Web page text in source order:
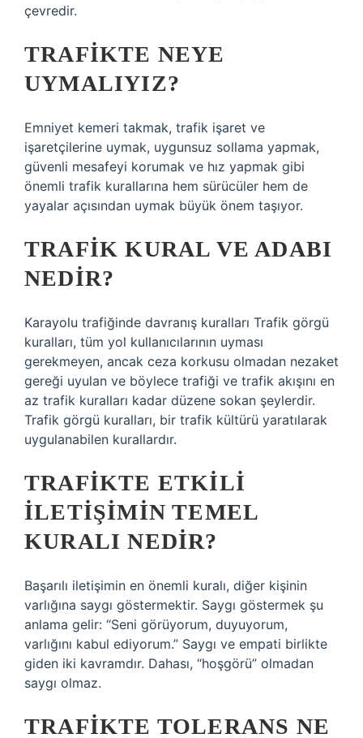
çevredir.
TRAFIKTE NEYE
UYMALIYIZ?
Emniyet kemeri takmak, trafik işaret ve
işaretçilerine uymak, uygunsuz sollama yapmak,
güvenli mesafeyi korumak ve hız yapmak gibi
önemli trafik kurallarına hem sürücüler hem de
yayalar açısından uymak büyük önem taşıyor.
TRAFIK KURAL VE ADABI
NEDIR?
Karayolu trafiğinde davranış kuralları Trafik görgü
kuralları, tüm yol kullanıcılarının uyması
gerekmeyen, ancak ceza korkusu olmadan nezaket
gereği uyulan ve böylece trafiği ve trafik akışını en
az trafik kuralları kadar düzene sokan şeylerdir.
Trafik görgü kuralları, bir trafik kültürü yaratılarak
uygulanabilen kurallardır.
TRAFIKTE ETKILI
ILETIŞIMIN TEMEL
KURALI NEDIR?
Başarılı iletişimin en önemli kuralı, diğer kişinin
varlığına saygı göstermektir. Saygı göstermek şu
anlama gelir: “Seni görüyorum, duyuyorum,
varlığını kabul ediyorum.” Saygı ve empati birlikte
giden iki kavramdır. Dahası, “hoşgörü” olmadan
saygı olmaz.
TRAFIKTE TOLERANS NE